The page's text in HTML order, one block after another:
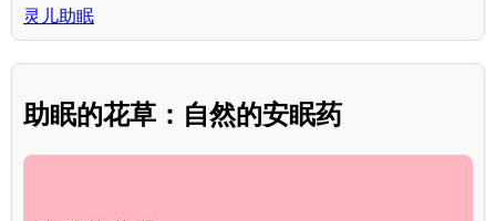
灵儿助眠
助眠的花草：自然的安眠药